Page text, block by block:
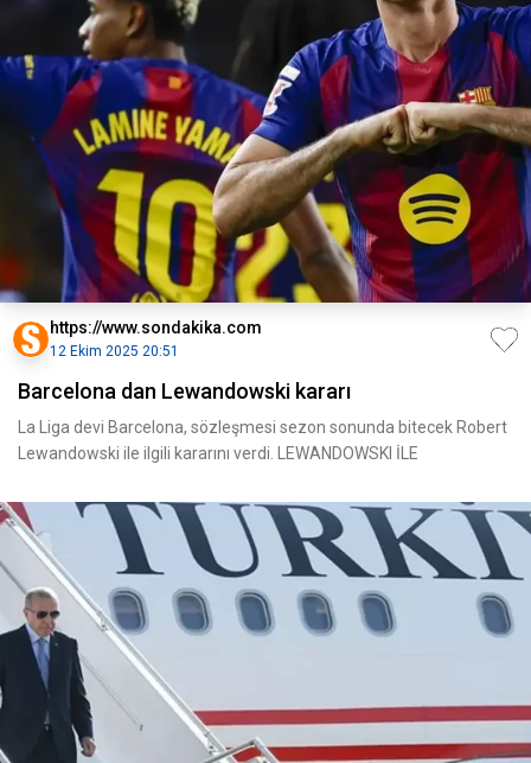
https://www.sondakika.com
12 Ekim 2025 20:51
Barcelona dan Lewandowski kararı
La Liga devi Barcelona, sözleşmesi sezon sonunda bitecek Robert
Lewandowski ile ilgili kararını verdi. LEWANDOWSKI İLE